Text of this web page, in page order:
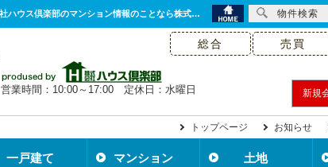
サンハイツ鳴水｜購入・売り物件、売却査定・相場・売却価格｜北九州の不動産のことなら株式会社ハウス倶楽部のマンション情報のことなら株式会社ハウス倶楽部
総合 売買
新規
営業時間：10:00～17:00 定休日：水曜日
トップページ お知らせ
一戸建て マンション 土地
物件検索